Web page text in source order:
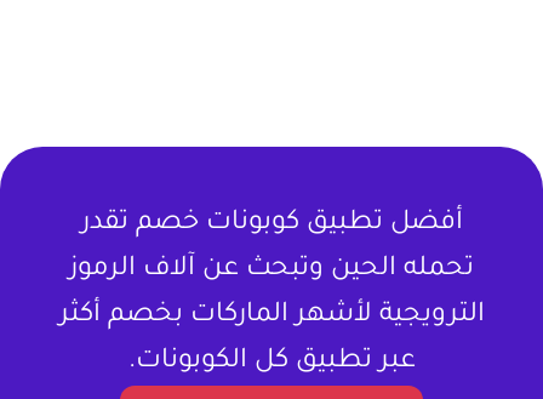
أفضل تطبيق كوبونات خصم تقدر
تحمله الحين وتبحث عن آلاف الرموز
الترويجية لأشهر الماركات بخصم أكثر
عبر تطبيق كل الكوبونات.